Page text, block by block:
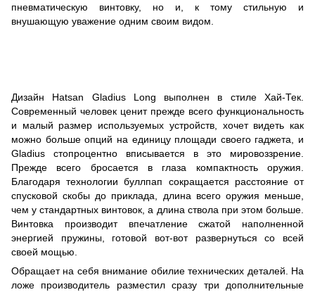
пневматическую винтовку, но и, к тому стильную и
внушающую уважение одним своим видом.
Дизайн Hatsan Gladius Long выполнен в стиле Хай-Тек.
Современный человек ценит прежде всего функциональность
и малый размер используемых устройств, хочет видеть как
можно больше опций на единицу площади своего гаджета, и
Gladius стопроцентно вписывается в это мировоззрение.
Прежде всего бросается в глаза компактность оружия.
Благодаря технологии буллпап сокращается расстояние от
спусковой скобы до приклада, длина всего оружия меньше,
чем у стандартных винтовок, а длина ствола при этом больше.
Винтовка производит впечатление сжатой наполненной
энергией пружины, готовой вот-вот развернуться со всей
своей мощью.
Обращает на себя внимание обилие технических деталей. На
ложе производитель разместил сразу три дополнительные